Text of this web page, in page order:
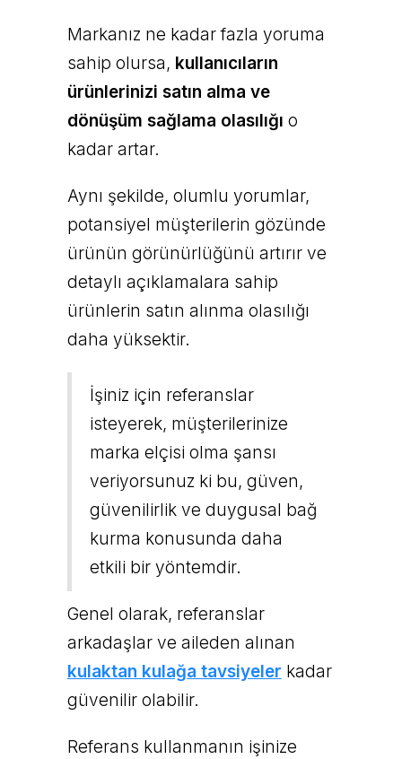
Markanız ne kadar fazla yoruma
sahip olursa, kullanıcıların
ürünlerinizi satın alma ve
dönüşüm sağlama olasılığı o
kadar artar.
Aynı şekilde, olumlu yorumlar,
potansiyel müşterilerin gözünde
ürünün görünürlüğünü artırır ve
detaylı açıklamalara sahip
ürünlerin satın alınma olasılığı
daha yüksektir.
İşiniz için referanslar
isteyerek, müşterilerinize
marka elçisi olma şansı
veriyorsunuz ki bu, güven,
güvenilirlik ve duygusal bağ
kurma konusunda daha
etkili bir yöntemdir.
Genel olarak, referanslar
arkadaşlar ve aileden alınan
kulaktan kulağa tavsiyeler kadar
güvenilir olabilir.
Referans kullanmanın işinize